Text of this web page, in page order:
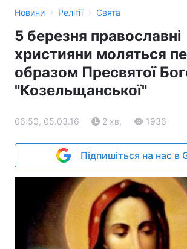
Новини › Релігії › Свята
5 березня православні
християни моляться
образом Пресвятої
"Козельщанської"
06:50, 05.03.16 2 хв. 1936
Підпишіться на нас в